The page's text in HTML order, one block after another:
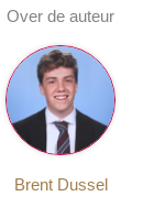
Over de auteur
Brent Dussel